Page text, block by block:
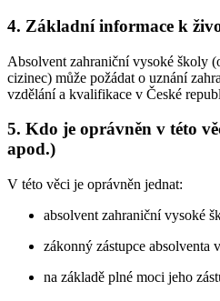
4. Základní informace k
Absolvent zahraniční vysoké školy
cizinec) může požádat o uznání
vzdělání a kvalifikace v České
5. Kdo je oprávněn v této
apod.)
V této věci je oprávněn jednat:
absolvent zahraniční vysoké
zákonný zástupce absolventa
na základě plné moci jeho